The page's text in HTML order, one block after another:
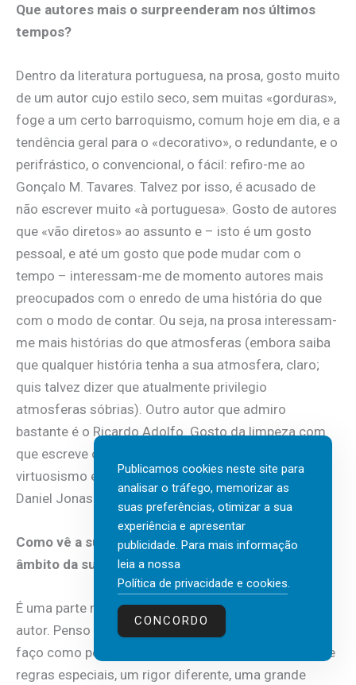
Que autores mais o surpreenderam nos últimos
tempos?
Dentro da literatura portuguesa, na prosa, gosto muito
de um autor cujo estilo seco, sem muitas «gorduras»,
foge a um certo barroquismo, comum hoje em dia, e a
tendência geral para o «decorativo», o redundante, e o
perifrástico, o convencional, o fácil: refiro-me ao
Gonçalo M. Tavares. Talvez por isso, é acusado de
não escrever muito «à portuguesa». Gosto de autores
que «vão diretos» ao assunto e – isto é um gosto
pessoal, e até um gosto que pode mudar com o
tempo – interessam-me de momento autores mais
preocupados com o enredo de uma história do que
com o modo de contar. Ou seja, na prosa interessam-
me mais histórias do que atmosferas (embora saiba
que qualquer história tenha a sua atmosfera, claro;
quis talvez dizer que atualmente privilegio
atmosferas sóbrias). Outro autor que admiro
bastante é o Ricardo Adolfo. Gosto da limpeza com
que escreve o João Tordo. Na poesia, gosto do
virtuosismo e da originalidade (e força, e energia) do
Daniel Jonas.
Como vê a sua colaboração com Stacey Kent no
âmbito da sua produção literária?
É uma parte natural da minha identidade enquanto
autor. Penso que ser «letrista» complementa o que
faço como poeta e prosador. É um trabalho que exige
regras especiais, um rigor diferente, uma grande
Publicamos cookies neste site para
analisar o tráfego, memorizar as
suas preferências, otimizar a sua
experiência e apresentar
publicidade. Para mais informação
leia a nossa
Política de privacidade e cookies.
CONCORDO